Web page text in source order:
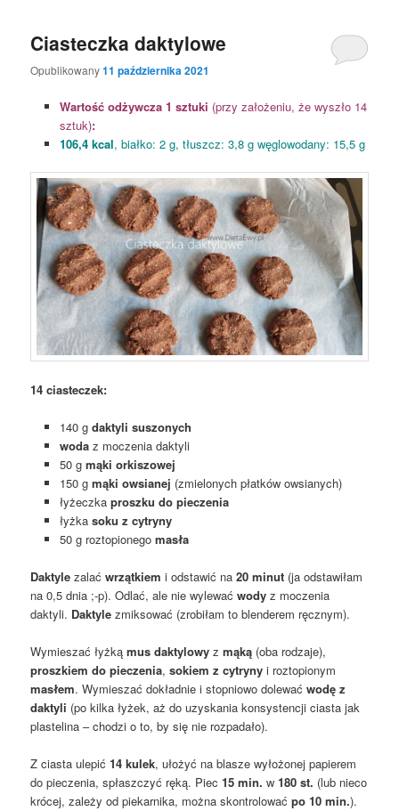
Ciasteczka daktylowe
Opublikowany11 października 2021
Wartość odżywcza 1 sztuki (przy założeniu, że wyszło 14
sztuk):
106,4 kcal, białko: 2 g, tłuszcz: 3,8 g węglowodany: 15,5 g
14 ciasteczek:
140 g daktyli suszonych
wodaz moczenia daktyli
50 g mąki orkiszowej
150 g mąki owsianej (zmielonych płatków owsianych)
łyżeczka proszku do pieczenia
łyżka soku z cytryny
50 g roztopionego masła
Daktyle zalaćwrzątkiem i odstawić na20 minut (ja odstawiłam
na 0,5 dnia ;-p). Odlać, ale nie wylewaćwody z moczenia
daktyli. Daktyle zmiksować (zrobiłam to blenderem ręcznym).
Wymieszać łyżkąmus daktylowy zmąką (oba rodzaje),
proszkiem do pieczenia,sokiem z cytryny i roztopionym
masłem. Wymieszać dokładnie i stopniowo dolewaćwodę z
daktyli (po kilka łyżek, aż do uzyskania konsystencji ciasta jak
plastelina – chodzi o to, by się nie rozpadało).
Z ciasta ulepić14 kulek, ułożyć na blasze wyłożonej papierem
do pieczenia, spłaszczyć ręką. Piec15 min. w180 st. (lub nieco
krócej, zależy od piekarnika, można skontrolowaćpo 10 min.).